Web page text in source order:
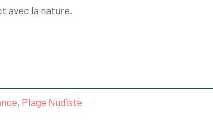
avec la nature.
, Plage Nudiste